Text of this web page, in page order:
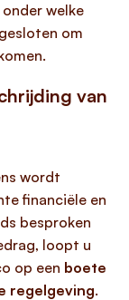
welke
om
van
wordt
financiële en
besproken
loopt u
op een boete
regelgeving.